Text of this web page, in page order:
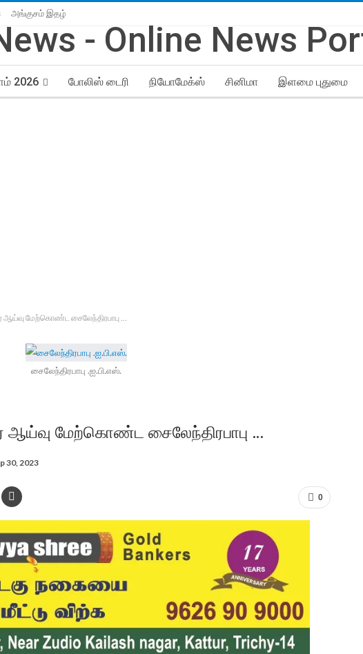
அங்குசம் இதழ்
2026 போலிஸ் டைரி நியோமேக்ஸ் சினிமா இளமை புதுமை
ஆய்வு மேற்கொண்ட சைலேந்திரபாபு …
சைலேந்திரபாபு .ஐ.பி.எஸ்.
ஆய்வு மேற்கொண்ட சைலேந்திரபாபு …
30, 2023
0